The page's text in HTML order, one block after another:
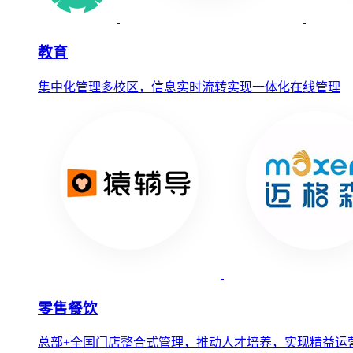
教育
集中化管理多校区，信息实时流转实现一体化在线管理
零售餐饮
总部+全国门店整合式管理，推动人才培养，实现精益运